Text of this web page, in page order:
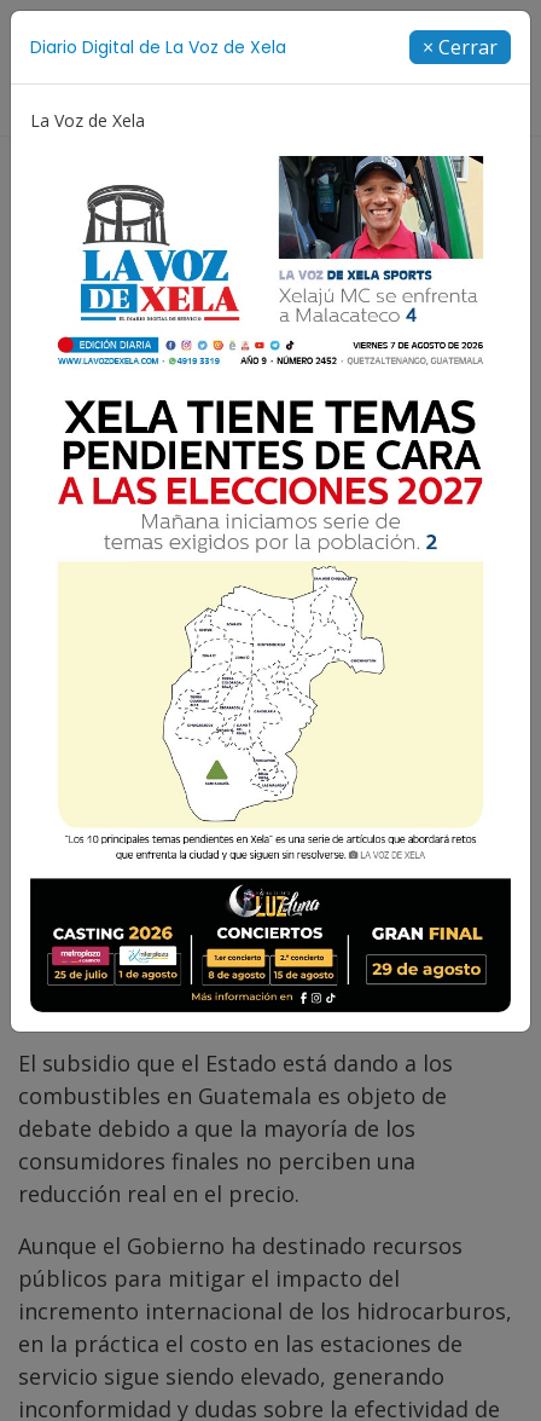
Diario Digital de La Voz de Xela × Cerrar
La Voz de Xela
Subsidio al combustible
que no se nota
El subsidio podría convertirse únicamente en
una carga para las finanzas públicas sin generar
un alivio real para la población guatemalteca.
Vilma del Rosario Xicará 6 Mayo 2026 10:34
El subsidio que el Estado está dando a los
combustibles en Guatemala es objeto de
debate debido a que la mayoría de los
consumidores finales no perciben una
reducción real en el precio.
Aunque el Gobierno ha destinado recursos
públicos para mitigar el impacto del
incremento internacional de los hidrocarburos,
en la práctica el costo en las estaciones de
servicio sigue siendo elevado, generando
inconformidad y dudas sobre la efectividad de